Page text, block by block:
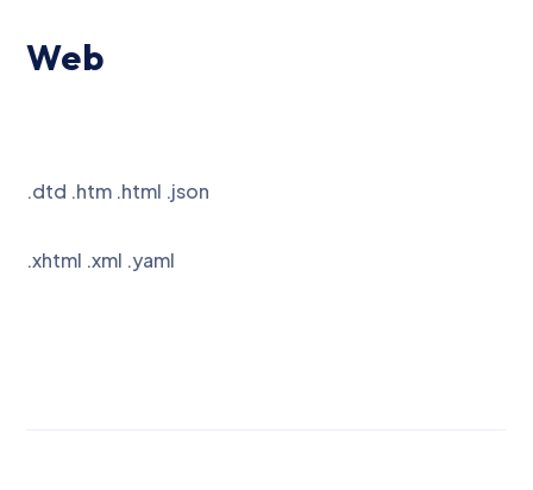
Web
.dtd .htm .html .json
.xhtml .xml .yaml